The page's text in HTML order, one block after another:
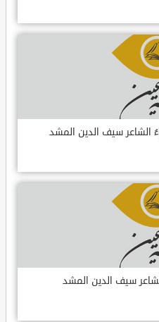
سيف الدين المشد
سيف الدين المشد